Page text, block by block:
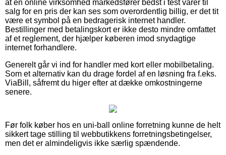
at en online virksomhed markedsfører bedst i test varer til
salg for en pris der kan ses som overordentlig billig, er det tit
være et symbol på en bedragerisk internet handler.
Bestillinger med betalingskort er ikke desto mindre omfattet
af et reglement, der hjælper køberen imod snydagtige
internet forhandlere.
Generelt går vi ind for handler med kort eller mobilbetaling.
Som et alternativ kan du drage fordel af en løsning fra f.eks.
ViaBill, såfremt du higer efter at dække omkostningerne
senere.
Før folk køber hos en uni-ball online forretning kunne de helt
sikkert tage stilling til webbutikkens forretningsbetingelser,
men det er almindeligvis ikke særlig spændende.